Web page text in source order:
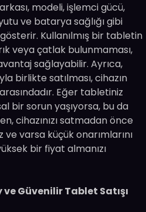
modeli, işlemci gücü,
ve batarya sağlığı gibi
Kullanılmış bir tabletin
veya çatlak bulunmaması,
sağlayabilir. Ayrıca,
birlikte satılması, cihazın
Eğer tabletiniz
bir sorun yaşıyorsa, bu da
cihazınızı satmadan önce
varsa küçük onarımlarını
bir fiyat almanızı
Güvenilir Tablet Satışı